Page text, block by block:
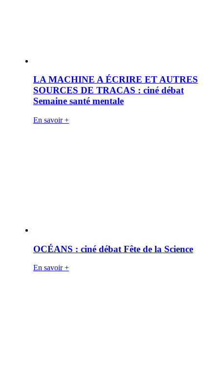
LA MACHINE A ÉCRIRE ET AUTRES
SOURCES DE TRACAS : ciné débat
Semaine santé mentale
En savoir +
OCÉANS : ciné débat Fête de la Science
En savoir +